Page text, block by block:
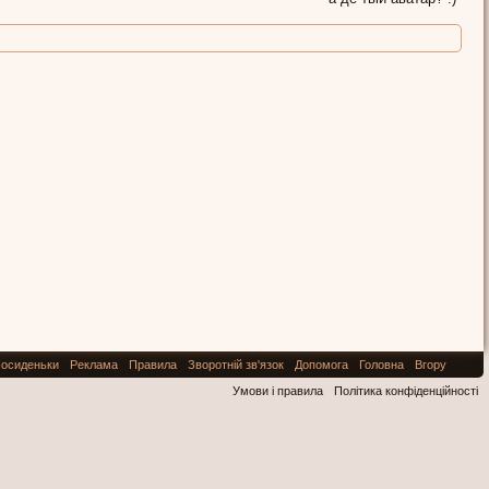
Реклама Правила Зворотній зв'язок Допомога Головна
Вгору
Умови і правила
Політика конфіденційності